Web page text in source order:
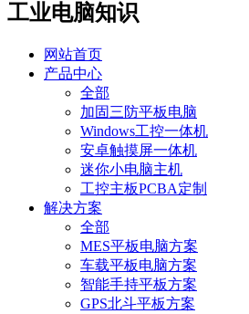
工业电脑知识
网站首页
产品中心
全部
加固三防平板电脑
Windows工控一体机
安卓触摸屏一体机
迷你小电脑主机
工控主板PCBA定制
解决方案
全部
MES平板电脑方案
车载平板电脑方案
智能手持平板方案
GPS北斗平板方案